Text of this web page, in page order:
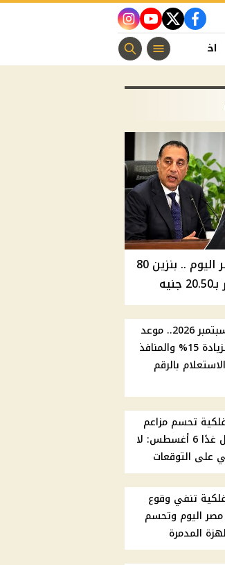
facebook
twitter
youtube
instagram
اخبار الفن منوعات مسيحية
أسعار الوقود في مصر اليوم .. بنزين 80
معاشات سبتمبر 2026.. موعد
الصرف بالزيادة 15% والمنافذ
بالرقم
تحسم مزاعم
وقوع زلزال غدًا 6 أغسطس: لا
على التوقعات
تنفي وقوع
اليوم وتحسم
المدمرة